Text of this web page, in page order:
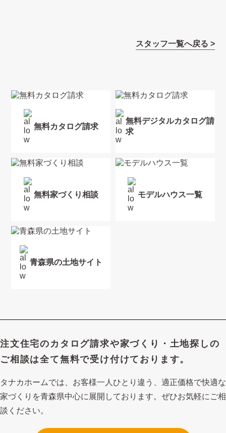
無料カタログ請求
無料デジタルカタログ請
求
無料家づくり相談 モデルハウス一覧
青森県の土地サイト
スタッフ一覧へ戻る >
注文住宅のカタログ請求や家づくり・土地探しの
ご相談は全て無料で受け付けております。
タナカホームでは、お客様一人ひとり違う、適正価格で快適な
家づくり を青森県中心に展開しております。ぜひお気軽にご相
談ください。